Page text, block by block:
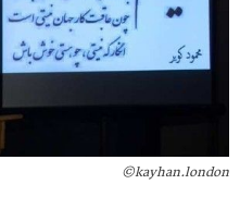
kayhan.london©